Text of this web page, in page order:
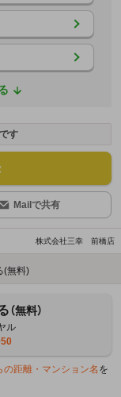
す
Mailで共有
株式会社三幸 前橋店
(無料)
（無料）
ル
距離・マンション名 を